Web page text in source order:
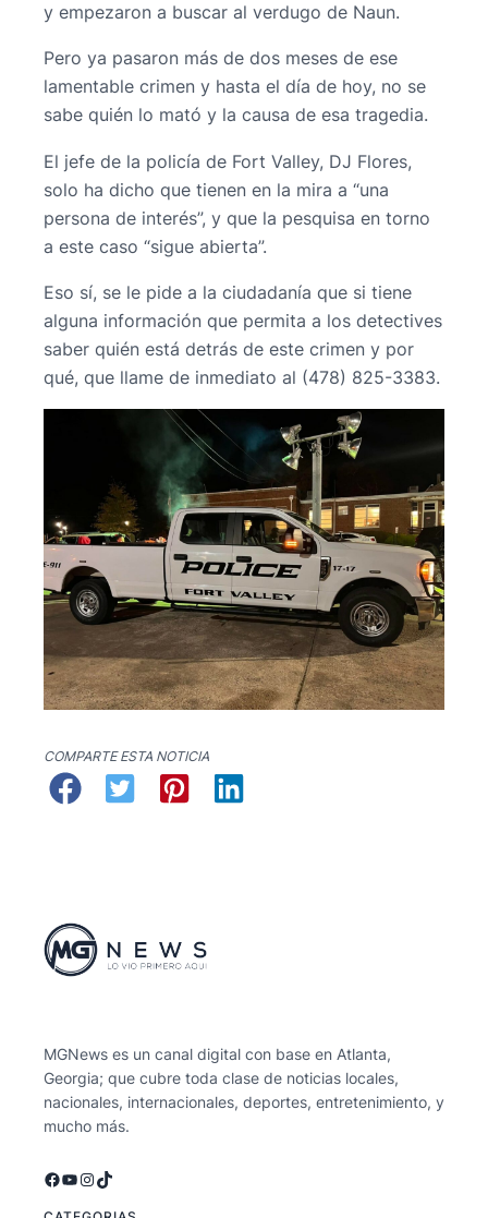
y empezaron a buscar al verdugo de Naun.
Pero ya pasaron más de dos meses de ese
lamentable crimen y hasta el día de hoy, no se
sabe quién lo mató y la causa de esa tragedia.
El jefe de la policía de Fort Valley, DJ Flores,
solo ha dicho que tienen en la mira a “una
persona de interés”, y que la pesquisa en torno
a este caso “sigue abierta”.
Eso sí, se le pide a la ciudadanía que si tiene
alguna información que permita a los detectives
saber quién está detrás de este crimen y por
qué, que llame de inmediato al (478) 825-3383.
COMPARTE ESTA NOTICIA
MGNews es un canal digital con base en Atlanta,
Georgia; que cubre toda clase de noticias locales,
nacionales, internacionales, deportes, entretenimiento, y
mucho más.
Facebook
YouTube
Instagram
TikTok